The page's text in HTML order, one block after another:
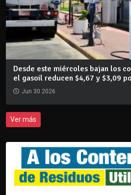
Desde este miércoles bajan los
el gasoil reducen $4,67 y $3,09
Jun 30 2026
Ver más